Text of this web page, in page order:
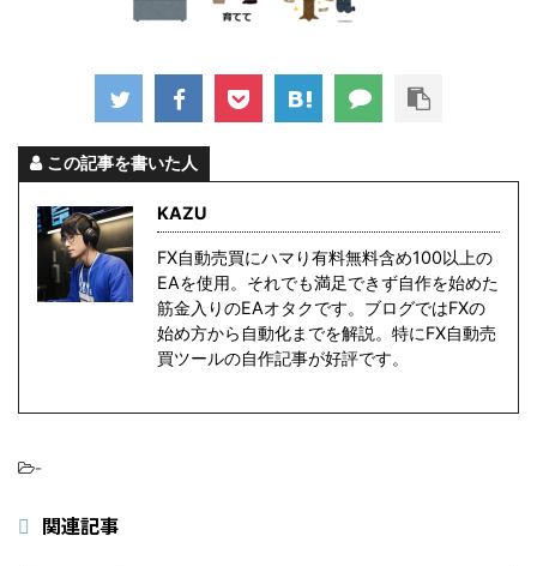
この記事を書いた人
KAZU
FX自動売買にハマり有料無料含め100以上の
EAを使用。それでも満足できず自作を始めた
筋金入りのEAオタクです。ブログではFXの
始め方から自動化までを解説。特にFX自動売
買ツールの自作記事が好評です。
-
関連記事